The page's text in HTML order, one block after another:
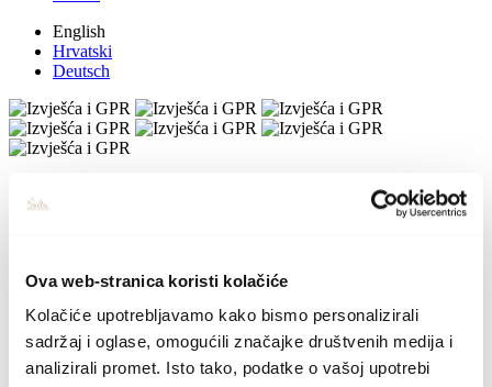
Ova web-stranica koristi kolačiće
Kolačiće upotrebljavamo kako bismo personalizirali
sadržaj i oglase, omogućili značajke društvenih medija i
analizirali promet. Isto tako, podatke o vašoj upotrebi
English
Hrvatski
Deutsch